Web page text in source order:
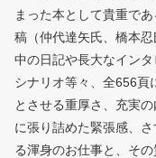
まった本として貴重で
稿（仲代達矢氏、 橋本
中の日記や長大なインタ
シナリオ等々、全656頁
とさせる重厚さ、 充実の
に張り詰めた緊張感、
る渾身のお仕事と、その